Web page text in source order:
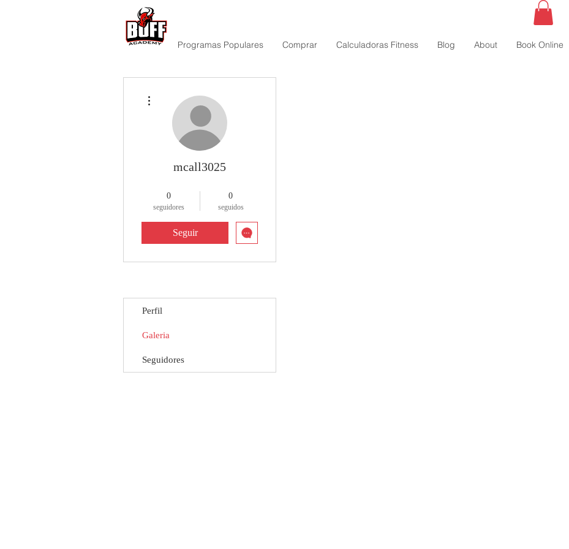
Programas Populares Comprar Calculadoras Fitness Blog About Book Online
mcall3025
0
seguidores
0
seguidos
Seguir
Perfil
Galeria
Seguidores